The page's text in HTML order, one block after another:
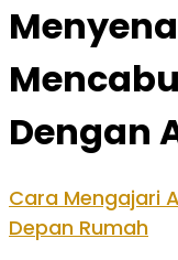
Dengan
Cara Mengajari
Depan Rumah